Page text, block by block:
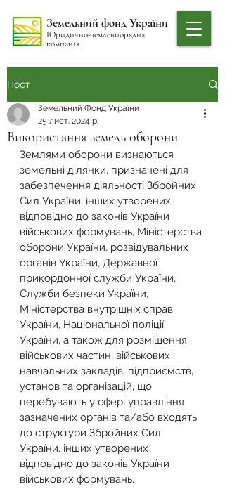
Земельний фонд України
Юридично-землевпорядна
компанія
Пост
Використання земель оборони
Земельний Фонд України
25 лист. 2024 р.
Землями оборони визнаються
земельні ділянки, призначені для
забезпечення діяльності Збройних
Сил України, інших утворених
відповідно до законів України
військових формувань, Міністерства
оборони України, розвідувальних
органів України, Державної
прикордонної служби України,
Служби безпеки України,
Міністерства внутрішніх справ
України, Національної поліції
України, а також для розміщення
військових частин, військових
навчальних закладів, підприємств,
установ та організацій, що
перебувають у сфері управління
зазначених органів та/або входять
до структури Збройних Сил
України, інших утворених
відповідно до законів України
військових формувань.